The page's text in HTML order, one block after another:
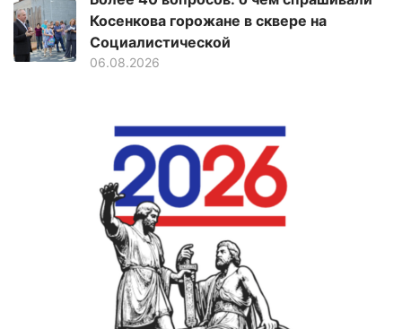
Косенкова горожане в сквере на
Социалистической
06.08.2026